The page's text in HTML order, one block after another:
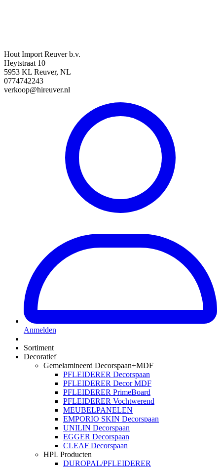
Hout Import Reuver b.v.
Heytstraat 10
5953 KL Reuver, NL
0774742243
verkoop@hireuver.nl
Anmelden
Sortiment
Decoratief
Gemelamineerd Decorspaan+MDF
PFLEIDERER Decorspaan
PFLEIDERER Decor MDF
PFLEIDERER PrimeBoard
PFLEIDERER Vochtwerend
MEUBELPANELEN
EMPORIO SKIN Decorspaan
UNILIN Decorspaan
EGGER Decorspaan
CLEAF Decorspaan
HPL Producten
DUROPAL/PFLEIDERER